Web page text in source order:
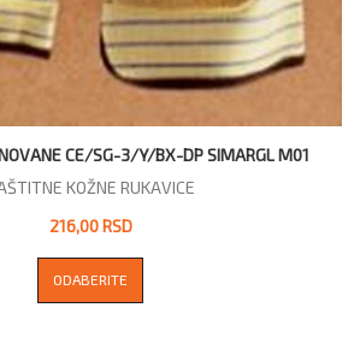
CE/SG-3/Y/BX-DP SIMARGL M01
KOŽNE RUKAVICE
216,00 RSD
ODABERITE